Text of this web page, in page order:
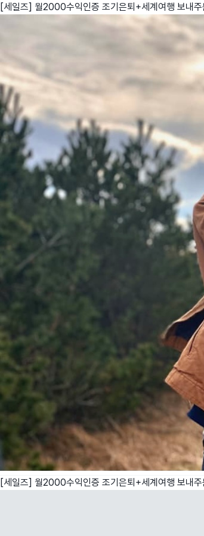
[세일즈] 월2000수익인증 조기은퇴+세계여행 보내
[세일즈] 월2000수익인증 조기은퇴+세계여행 보내
친
메